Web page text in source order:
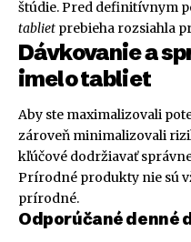
štúdie. Pred definitívnym
tabliet prebieha rozsiahla
Dávkovanie a
imelo tabliet
Aby ste maximalizovali
zároveň minimalizovali
kľúčové dodržiavať
Prírodné produkty nie sú
prírodné.
Odporúčané denné